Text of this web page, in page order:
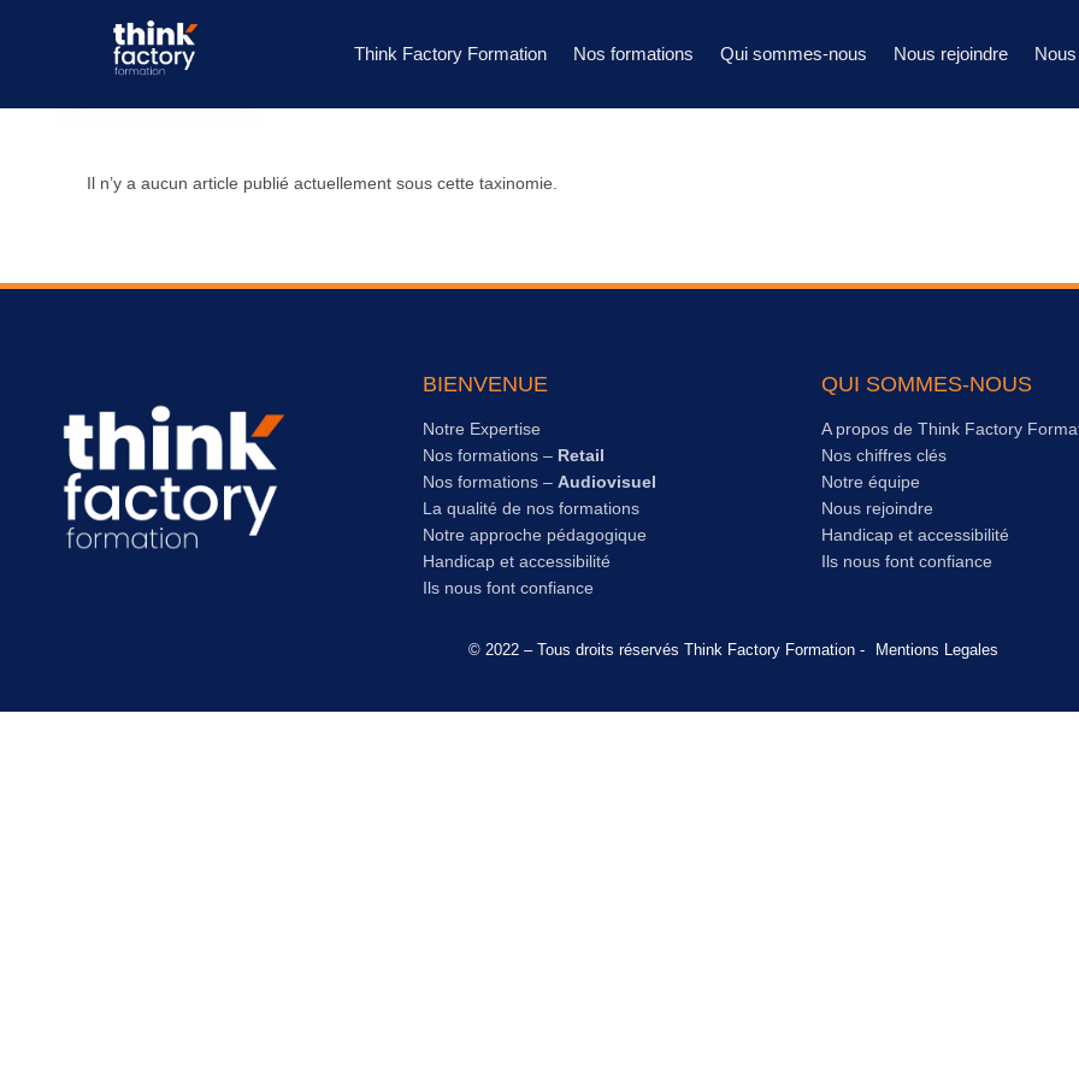
Think Factory Formation Nos formations Qui sommes-nous Nous rejoindre
Il n’y a aucun article publié actuellement sous cette taxinomie.
BIENVENUE
Notre Expertise
Nos formations – Retail
Nos formations – Audiovisuel
La qualité de nos formations
Notre approche pédagogique
Handicap et accessibilité
Ils nous font confiance
QUI SOMMES-NOUS
A propos de Think Factory
Nos chiffres clés
Notre équipe
Nous rejoindre
Handicap et accessibilité
Ils nous font confiance
© 2022 – Tous droits réservés Think Factory Formation - Mentions Legales